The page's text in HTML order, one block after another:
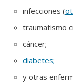
infecciones (
traumatismo
cáncer;
diabetes;
y otras